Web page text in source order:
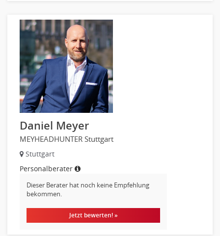
Daniel Meyer
MEYHEADHUNTER Stuttgart
Stuttgart
Personalberater
Dieser Berater hat noch keine Empfehlung
bekommen.
Jetzt bewerten! »